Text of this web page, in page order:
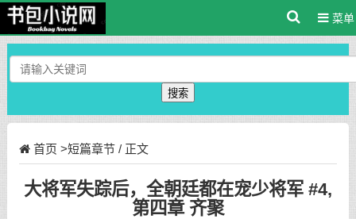
菜单
搜索
首页 >短篇章节/ 正文
大将军失踪后，全朝廷都在宠少将军 #4,
第四章 齐聚